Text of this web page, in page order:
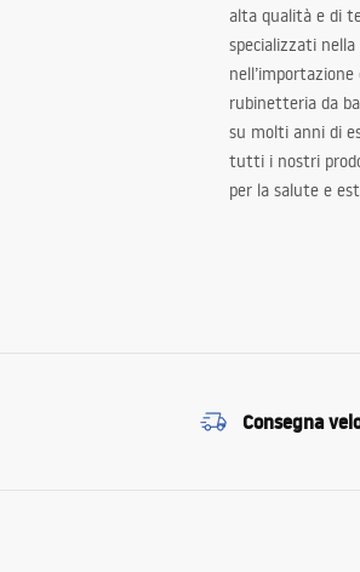
alta qualità e di
specializzati
rubinetteria da
su molti anni di
tutti i nostri
per la salute e
Consegna